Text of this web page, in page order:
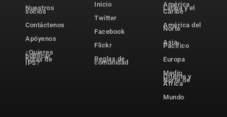
Nuestros
socios
Contáctenos
Apóyenos
¿Quieres
publicar
notas de
IPS?
Inicio
Twitter
Facebook
Flickr
Reglas de
comunidad
América
Latina y el
Caribe
América del
Norte
Asia-
Pacífico
Europa
Medio
Oriente y
Norte de
África
Mundo